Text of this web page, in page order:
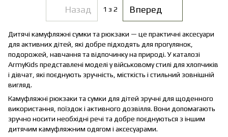
Дитячі камуфляжні сумки та рюкзаки — це практичні аксесуари
для активних дітей, які добре підходять для прогулянок,
подорожей, навчання та відпочинку на природі. У каталозі
ArmyKids представлені моделі у військовому стилі для хлопчиків
і дівчат, які поєднують зручність, місткість і стильний зовнішній
вигляд.
Камуфляжні рюкзаки та сумки для дітей зручні для щоденного
використання, поїздок і активного дозвілля. Вони допомагають
зручно носити необхідні речі та добре поєднуються з іншим
дитячим камуфляжним одягом і аксесуарами.
Назад 1 з 2 Вперед